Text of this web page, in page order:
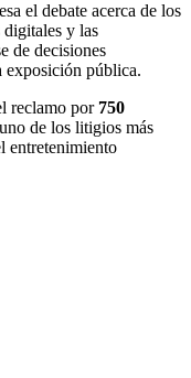
el debate acerca de los
y las
de decisiones
exposición pública.
reclamo por 750
de los litigios más
entretenimiento